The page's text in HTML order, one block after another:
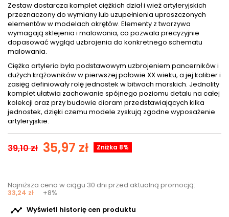
Zestaw dostarcza komplet ciężkich dział i wież artyleryjskich
przeznaczony do wymiany lub uzupełnienia uproszczonych
elementów w modelach okrętów. Elementy z tworzywa
wymagają sklejenia i malowania, co pozwala precyzyjnie
dopasować wygląd uzbrojenia do konkretnego schematu
malowania.
Ciężka artyleria była podstawowym uzbrojeniem pancerników i
dużych krążowników w pierwszej połowie XX wieku, a jej kaliber i
zasięg definiowały rolę jednostek w bitwach morskich. Jednolity
komplet ułatwia zachowanie spójnego poziomu detalu na całej
kolekcji oraz przy budowie dioram przedstawiających kilka
jednostek, dzięki czemu modele zyskują zgodne wyposażenie
artyleryjskie.
39,10 zł 35,97 zł Zniżka 8%
Najniższa cena w ciągu 30 dni przed aktualną promocją:
33,24 zł +8%
 Wyświetl historię cen produktu